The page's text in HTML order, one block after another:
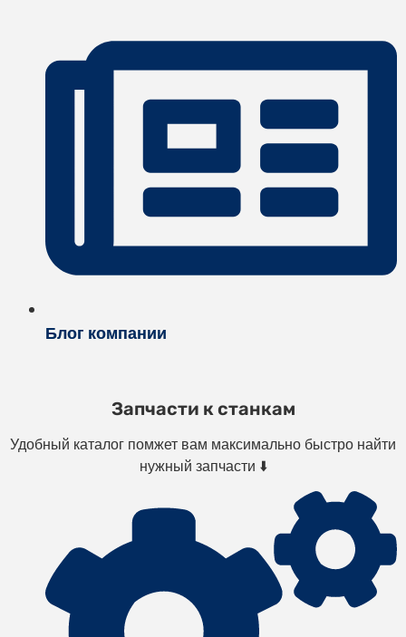
Блог компании
Запчасти к станкам
Удобный каталог помжет вам максимально быстро найти
нужный запчасти ⬇️